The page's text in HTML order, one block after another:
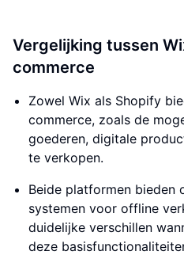
Vergelijking tussen
commerce
Zowel Wix als Shopify
commerce, zoals de
goederen, digitale
te verkopen.
Beide platformen bieden
systemen voor offline
duidelijke verschillen
deze